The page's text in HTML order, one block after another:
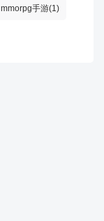
mmorpg手游(1)